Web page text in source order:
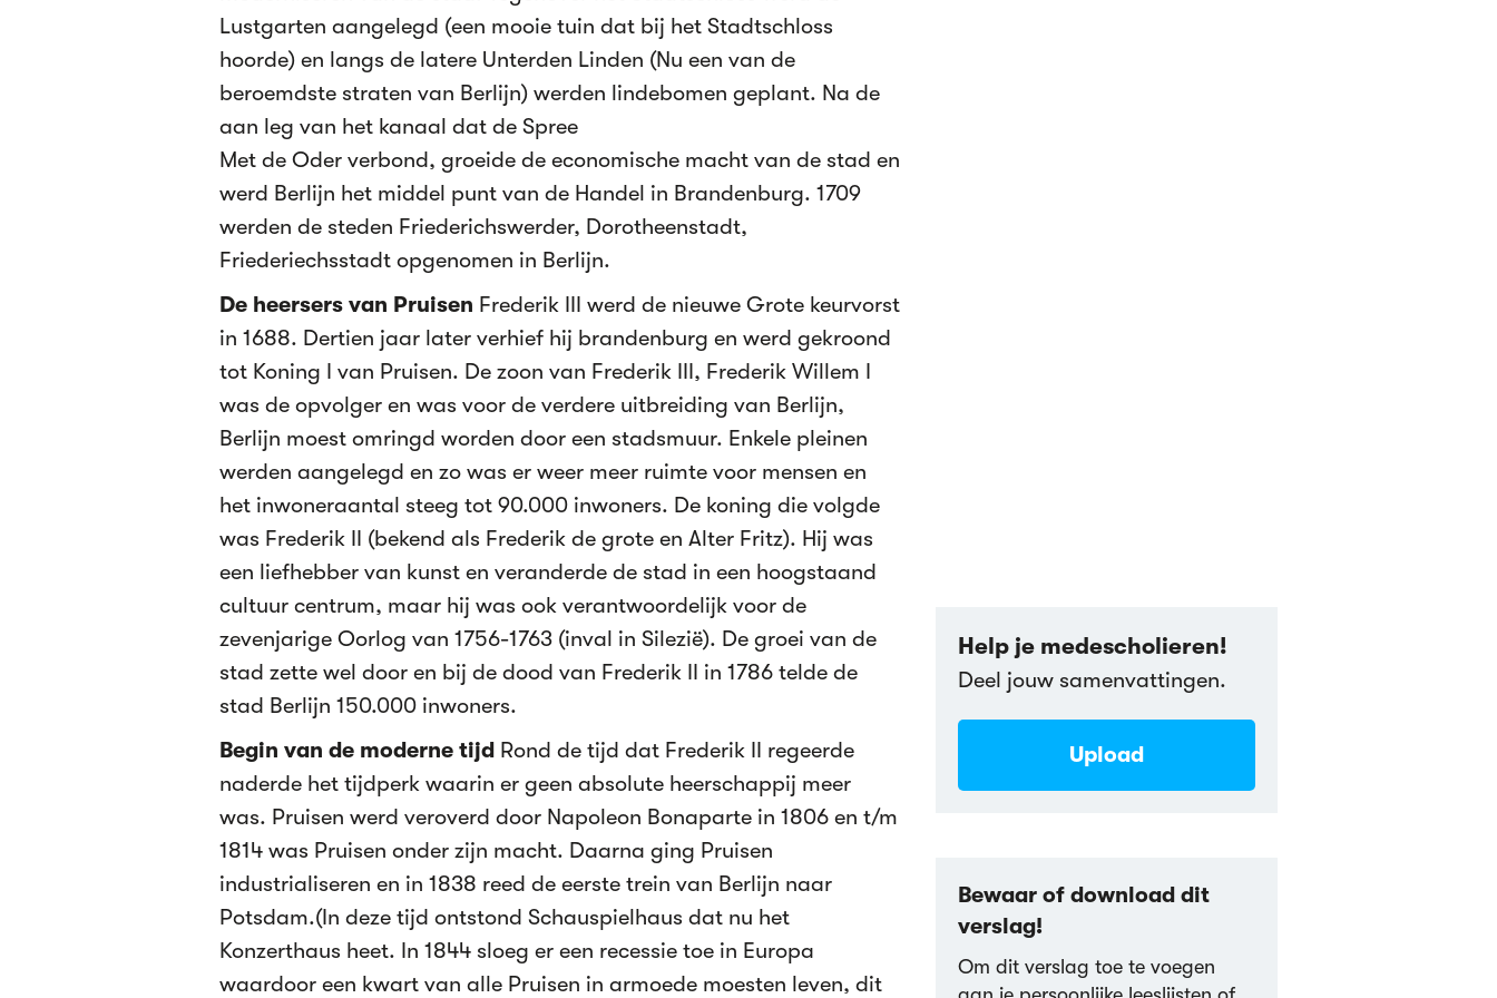
Lustgarten aangelegd (een mooie tuin dat bij het Stadtschloss
hoorde) en langs de latere Unterden Linden (Nu een van de
beroemdste straten van Berlijn) werden lindebomen geplant. Na de
aan leg van het kanaal dat de Spree
Met de Oder verbond, groeide de economische macht van de stad en
werd Berlijn het middel punt van de Handel in Brandenburg. 1709
werden de steden Friederichswerder, Dorotheenstadt,
Friederiechsstadt opgenomen in Berlijn.
De heersers van Pruisen Frederik III werd de nieuwe Grote keurvorst
in 1688. Dertien jaar later verhief hij brandenburg en werd gekroond
tot Koning I van Pruisen. De zoon van Frederik III, Frederik Willem I
was de opvolger en was voor de verdere uitbreiding van Berlijn,
Berlijn moest omringd worden door een stadsmuur. Enkele pleinen
werden aangelegd en zo was er weer meer ruimte voor mensen en
het inwoneraantal steeg tot 90.000 inwoners. De koning die volgde
was Frederik II (bekend als Frederik de grote en Alter Fritz). Hij was
een liefhebber van kunst en veranderde de stad in een hoogstaand
cultuur centrum, maar hij was ook verantwoordelijk voor de
zevenjarige Oorlog van 1756-1763 (inval in Silezië). De groei van de
stad zette wel door en bij de dood van Frederik II in 1786 telde de
stad Berlijn 150.000 inwoners.
Begin van de moderne tijd Rond de tijd dat Frederik II regeerde
naderde het tijdperk waarin er geen absolute heerschappij meer
was. Pruisen werd veroverd door Napoleon Bonaparte in 1806 en t/m
1814 was Pruisen onder zijn macht. Daarna ging Pruisen
industrialiseren en in 1838 reed de eerste trein van Berlijn naar
Potsdam.(In deze tijd ontstond Schauspielhaus dat nu het
Konzerthaus heet. In 1844 sloeg er een recessie toe in Europa
waardoor een kwart van alle Pruisen in armoede moesten leven, dit
Help je medescholieren!
Deel jouw samenvattingen.
Upload
Bewaar of download dit
verslag!
Om dit verslag toe te voegen